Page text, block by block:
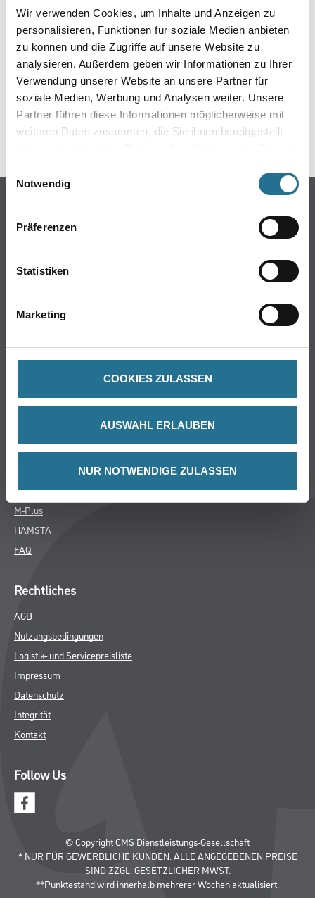
Wir verwenden Cookies, um Inhalte und Anzeigen zu
personalisieren, Funktionen für soziale Medien anbieten
zu können und die Zugriffe auf unsere Website zu
analysieren. Außerdem geben wir Informationen zu Ihrer
Verwendung unserer Website an unsere Partner für
soziale Medien, Werbung und Analysen weiter. Unsere
Partner führen diese Informationen möglicherweise mit
weiteren Daten zusammen, die Sie ihnen bereitgestellt
haben oder die sie im Rahmen Ihrer Nutzung der Dienste
Notwendig
Präferenzen
Statistiken
Marketing
COOKIES ZULASSEN
AUSWAHL ERLAUBEN
NUR NOTWENDIGE ZULASSEN
- Für den Privat- und Objektbereich
- Einfache Konfiguration
GEFAHRENHINWEISE
SPEZIFIKATIONEN
Farbe
Trockenbau
Wand- & Deckenbeläge
Werkzeug & Maschinen
Verbrauchsmaterialien
Über uns
Aktuelles
Karriere
M-Plus
HAMSTA
FAQ
Rechtliches
AGB
Nutzungsbedingungen
Logistik- und Servicepreisliste
Impressum
Datenschutz
Integrität
Kontakt
Follow Us
© Copyright CMS Dienstleistungs-Gesellschaft
* NUR FÜR GEWERBLICHE KUNDEN. ALLE ANGEGEBENEN PREISE
SIND ZZGL. GESETZLICHER MWST.
**Punktestand wird innerhalb mehrerer Wochen aktualisiert.